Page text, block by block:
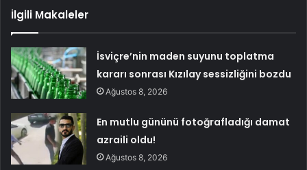
İlgili Makaleler
İsviçre’nin maden suyunu toplatma
kararı sonrası Kızılay sessizliğini bozdu
Ağustos 8, 2026
En mutlu gününü fotoğrafladığı damat
azraili oldu!
Ağustos 8, 2026